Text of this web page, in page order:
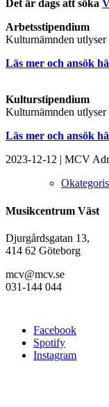
Det är dags att söka
Arbetsstipendium
Kulturnämnden utlyser
Läs mer och ansök
Kulturstipendium
Kulturnämnden utlyser
Läs mer och ansök
2023-12-12 | MCV
Musikcentrum Väst
Djurgårdsgatan 13,
414 62 Göteborg
mcv@mcv.se
031-144 044
Facebook
Spotify
Instagram